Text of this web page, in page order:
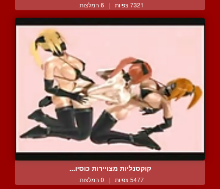
7321 צפיות | 6 המלצות
קוקסנליות מצויירות כוסיו...
5477 צפיות | 0 המלצות